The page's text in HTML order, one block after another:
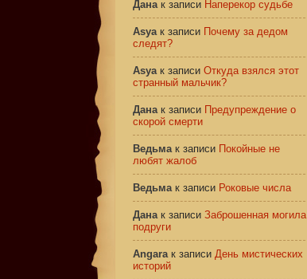
Данак записи Наперекор судьбе
Asyaк записи Почему за дедом
следят?
Asyaк записи Откуда взялся этот
странный мальчик?
Данак записи Предупреждение о
скорой смерти
Ведьмак записи Покойные не
любят жалоб
Ведьмак записи Роковые числа
Данак записи Заброшенная могила
подруги
Angaraк записи День мистических
историй